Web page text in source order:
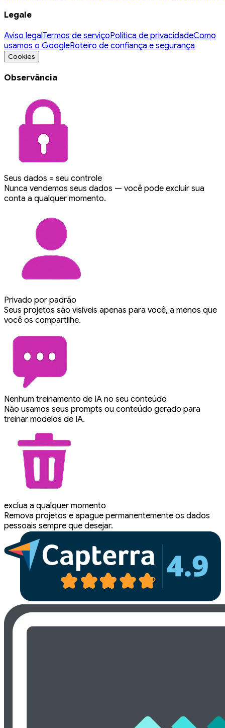
Legale
Aviso legalTermos de serviçoPolítica de privacidadeComo
usamos o GoogleRoteiro de confiança e segurança
Cookies
Observância
Seus dados = seu controle
Nunca vendemos seus dados — você pode excluir sua
conta a qualquer momento.
Privado por padrão
Seus projetos são visíveis apenas para você, a menos que
você os compartilhe.
Nenhum treinamento de IA no seu conteúdo
Não usamos seus prompts ou conteúdo gerado para
treinar modelos de IA.
exclua a qualquer momento
Remova projetos e apague permanentemente os dados
pessoais sempre que desejar.